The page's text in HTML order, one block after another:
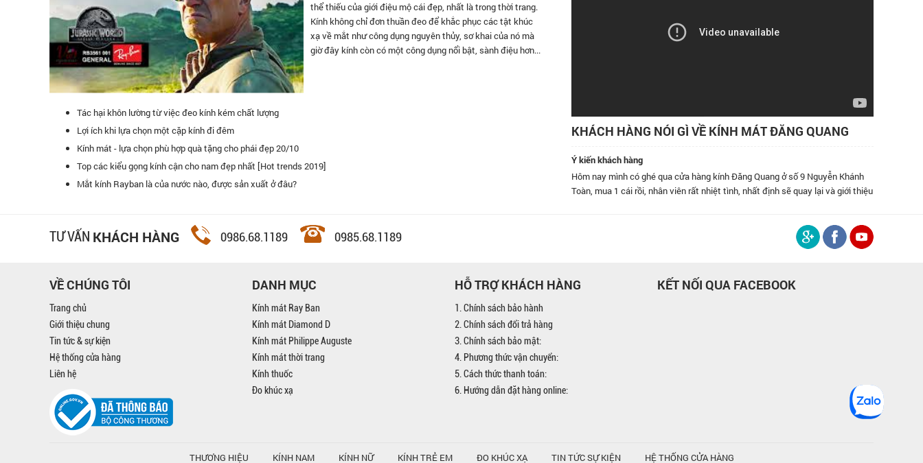
thể thiếu của giới điệu mộ cái đẹp, nhất là trong thời trang.
Kính không chỉ đơn thuần đeo để khắc phục các tật khúc
xạ về mắt như công dụng nguyên thủy, sơ khai của nó mà
giờ đây kính còn có một công dụng nổi bật, sành điệu hơn...
Tác hại khôn lường từ việc đeo kính kém chất lượng
Lợi ích khi lựa chọn một cặp kính đi đêm
Kính mát - lựa chọn phù hợp quà tặng cho phái đẹp 20/10
Top các kiểu gọng kính cận cho nam đẹp nhất [Hot trends 2019]
Mắt kính Rayban là của nước nào, được sản xuất ở đâu?
KHÁCH HÀNG NÓI GÌ VỀ KÍNH MÁT ĐĂNG QUANG
Ý kiến khách hàng
luôn là điểm đến yêu thích và hàng đầu của tôi.
tin tưởng vào kính mắt ở hệ thống.
Hôm nay mình có ghé qua cửa hàng kính Đăng Quang ở số 9 Nguyễn Khánh
Toàn, mua 1 cái rồi, nhân viên rất nhiệt tình, nhất định sẽ quay lại và giới thiệu
TƯ VẤN KHÁCH HÀNG 0986.68.1189 0985.68.1189
VỀ CHÚNG TÔI
Trang chủ
Giới thiệu chung
Tin tức & sự kiện
Hệ thống cửa hàng
Liên hệ
DANH MỤC
Kính mát Ray Ban
Kính mát Diamond D
Kính mát Philippe Auguste
Kính mát thời trang
Kính thuốc
Đo khúc xạ
HỖ TRỢ KHÁCH HÀNG
1. Chính sách bảo hành
2. Chính sách đổi trả hàng
3. Chính sách bảo mật:
4. Phương thức vận chuyển:
5. Cách thức thanh toán:
6. Hướng dẫn đặt hàng online:
KẾT NỐI QUA FACEBOOK
THƯƠNG HIỆU KÍNH NAM KÍNH NỮ KÍNH TRẺ EM ĐO KHÚC XẠ TIN TỨC SỰ KIỆN HỆ THỐNG CỬA HÀNG